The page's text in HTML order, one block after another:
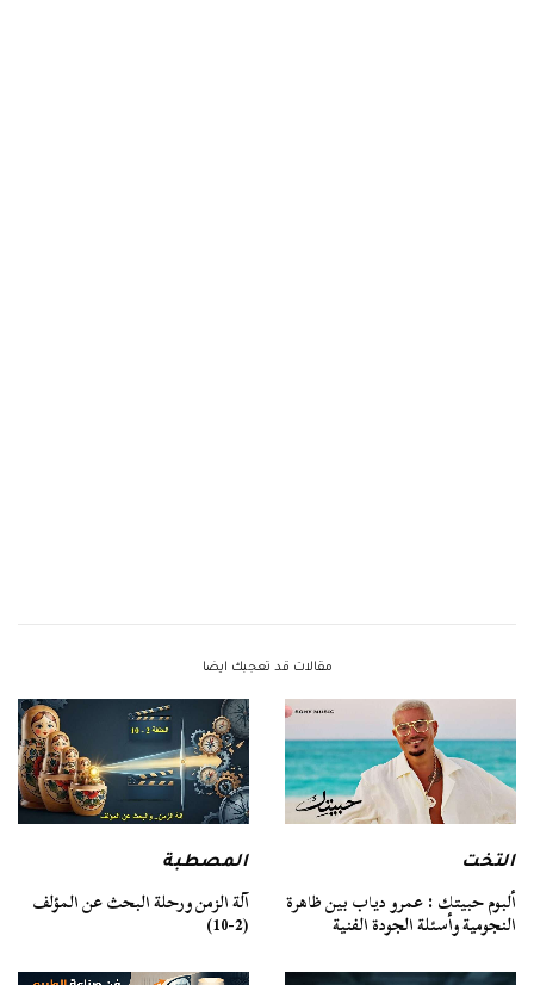
مقالات قد تعجبك ايضا
التخت
ألبوم حبيتك : عمرو دياب بين ظاهرة
النجومية وأسئلة الجودة الفنية
المصطبة
آلة الزمن ورحلة البحث عن المؤلف
(2-10)